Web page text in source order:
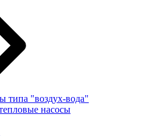
типа "воздух-вода"
насосы